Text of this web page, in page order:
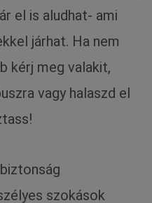
el is aludhat- ami
járhat. Ha nem
kérj meg valakit,
vagy halaszd el
szokások